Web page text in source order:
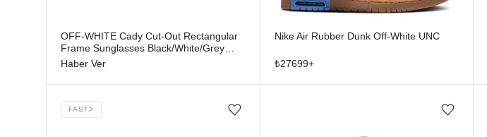
OFF-WHITE Cady Cut-Out Rectangular
Frame Sunglasses Black/White/Grey
(SS22)
Haber Ver
Nike Air Rubber Dunk Off-White UNC
₺27699+
Favorilere ekle/çıkar
FASTᐳ
Favorilere ekle/çıkar